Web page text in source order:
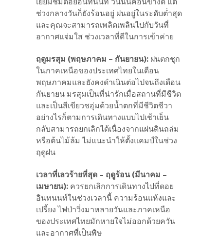
ช่วงกลางวันก็ยังร้อนอยู่ ฝนอยู่ในระดับต่ำสุด
และคุณจะสามารถเพลิดเพลินไปกับวันที่
อากาศแจ่มใส ช่วงเวลาที่ดีในการเข้าค่าย
ฤดูมรสุม (พฤษภาคม – กันยายน): ฝนตกชุก
ในภาคเหนือของประเทศไทยในเดือน
พฤษภาคมและยังคงดำเนินต่อไปจนถึงเดือน
กันยายน มรสุมเป็นที่น่ารักเมื่อสถานที่มีชีวิต
และเป็นสีเขียวชอุ่มด้วยน้ำตกที่มีชีวิตชีวา
อย่างไรก็ตามการเดินทางแบบไปเช้าเย็น
กลับสามารถยกเลิกได้เนื่องจากแผ่นดินถล่ม
หรือต้นไม้ล้ม ไม่แนะนำให้ตั้งแคมป์ในช่วง
ฤดูฝน
เวลาที่เลวร้ายที่สุด – ฤดูร้อน (มีนาคม –
เมษายน): ควรยกเลิกการเดินทางไปที่ดอย
อินทนนท์ในช่วงเวลานี้ ความร้อนแห้งและ
เปรี้ยง ไฟป่าวิ่งมาหลายวันและภาคเหนือ
ของประเทศไทยมักหายใจไม่ออกด้วยควัน
และอากาศที่เป็นพิษ